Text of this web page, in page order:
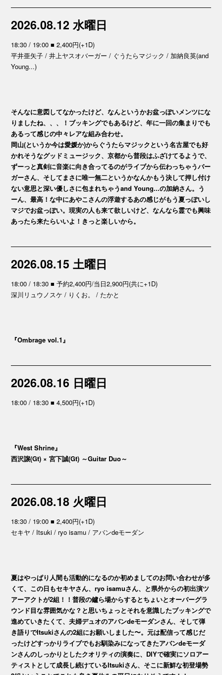
2026.08.12 水曜日
18:30 / 19:00 ■ 2,400円(+1D)
平井亜矢子 / 井上ヤスオバーガー / ぐうたらマジック / 加納良英(and
Young...)
そんなに意図してなかったけど、なんというかお盆っぽいメンツにな
りましたね、、、！ブッキングでもあるけど、年に一回の集まりでも
あるって感じの中々レアな組み合わせ。
岡山(というか今は愛媛か)からぐうたらマジックという名古屋でも好
かれそうなグッドミュージック、京都から普段はふざけてるようで、
ずーっと真剣に音楽に向き合ってるのがライブから伝わっちゃうバー
ガーさん、そしてまさに唯一無二というかなんかもう決して押し付け
ない意思と深い優しさに包まれちゃうand Young...の加納さん。う
ーん、最高！な中にあやこさんの浮遊するあの感じがもう夏っぽいし
マジでお盆っぽい。現実の人も来て欲しいけど、なんなら霊でも興味
あったら来たらいいよ！きっと楽しいから。
2026.08.15 土曜日
18:00 / 18:30 ■ 予約2,400円/当日2,900円(共に+1D)
深川リュウノスケ / りくお。 / たかと
『Ombrage vol.1』
2026.08.16 日曜日
18:00 / 18:30 ■ 4,500円(+1D)
『West Shrine』
西沢譲(Gt) × 宮下誠(Gt) ～Guitar Duo～
2026.08.18 火曜日
18:30 / 19:00 ■ 2,400円(+1D)
セキヤ / Itsuki / ryo isamu / アバンdeモーダン
夏はやっぱり人間も活動的になるのか初めましてのお問い合わせが多
くて、この日もセキヤさん、ryo isamuさん、と県外からの初出演ツ
アーアクトが2組！！普段の鑪ら場からするとちょいとオーバーグラ
ウンド目な雰囲気かな？と思いちょっとそれを意識したブッキングで
進めていきたくて、夫婦デュオのアバンdeモーダンさん、そして弾
き語りでItsukiさんの2組にお願いしました〜。元は配信って感じだ
ったけどすっかりライブでもお馴染みになってきたアバンdeモーダ
ンさんのしっかりとしたクオリティの演奏に、DIYで確実にソロアー
ティストとして成長し続けているItsukiさん、そこに新鮮な初登場勢